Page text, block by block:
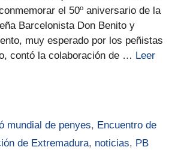
el 50º aniversario de la
Barcelonista Don Benito y
muy esperado por los peñistas
contó la colaboración de … Leer
mundial de penyes, Encuentro de
de Extremadura, noticias, PB